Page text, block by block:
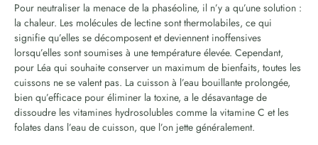
Pour neutraliser la menace de la phaséoline, il n’y a qu’une solution :
la chaleur. Les molécules de lectine sont thermolabiles, ce qui
signifie qu’elles se décomposent et deviennent inoffensives
lorsqu’elles sont soumises à une température élevée. Cependant,
pour Léa qui souhaite conserver un maximum de bienfaits, toutes les
cuissons ne se valent pas. La cuisson à l’eau bouillante prolongée,
bien qu’efficace pour éliminer la toxine, a le désavantage de
dissoudre les vitamines hydrosolubles comme la vitamine C et les
folates dans l’eau de cuisson, que l’on jette généralement.